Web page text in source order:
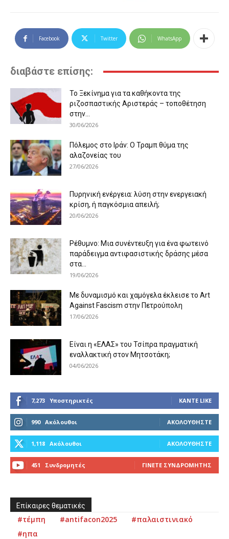
Facebook Twitter WhatsApp
διαβάστε επίσης:
Το Ξεκίνημα για τα καθήκοντα της
ριζοσπαστικής Αριστεράς – τοποθέτηση
στην...
30/06/2026
Πόλεμος στο Ιράν: Ο Τραμπ θύμα της
αλαζονείας του
27/06/2026
Πυρηνική ενέργεια: λύση στην ενεργειακή
κρίση, ή παγκόσμια απειλή;
20/06/2026
Ρέθυμνο: Μια συνέντευξη για ένα φωτεινό
παράδειγμα αντιφασιστικής δράσης μέσα
στα...
19/06/2026
Με δυναμισμό και χαμόγελα έκλεισε το Art
Against Fascism στην Πετρούπολη
17/06/2026
Είναι η «ΕΛΑΣ» του Τσίπρα πραγματική
εναλλακτική στον Μητσοτάκη;
04/06/2026
7,273 Υποστηρικτές ΚΆΝΤΕ LIKE
990 Ακόλουθοι ΑΚΟΛΟΥΘΉΣΤΕ
1,118 Ακόλουθοι ΑΚΟΛΟΥΘΉΣΤΕ
451 Συνδρομητές ΓΊΝΕΤΕ ΣΥΝΔΡΟΜΗΤΉΣ
Επίκαιρες θεματικές
#τέμπη #antifacon2025
#παλαιστινιακό
#ηπα